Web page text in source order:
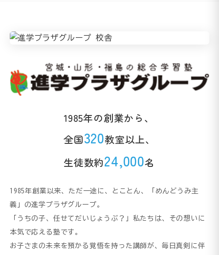
1985年の創業から、
全国320教室以上、
生徒数約24,000名
1985年創業以来、ただ一途に、とことん、「めんどうみ主
義」の進学プラザグループ。
「うちの子、任せてだいじょうぶ？」私たちは、その想いに
本気で応える塾です。
お子さまの未来を預かる覚悟を持った講師が、毎日真剣に伴